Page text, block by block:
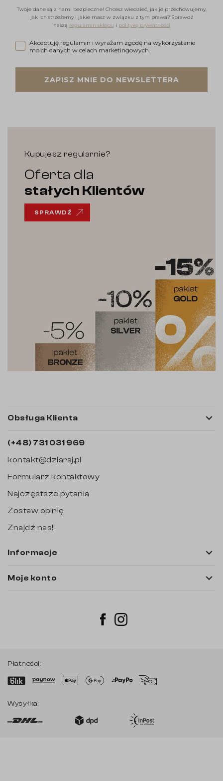
Twoje dane są z nami bezpieczne! Chcesz wiedzieć, jak je przechowujemy,
jak ich strzeżemy i jakie masz w związku z tym prawa? Sprawdź
naszą regulamin sklepu i politykę prywatności
Akceptuję regulamin i wyrażam zgodę na wykorzystanie
Akceptuję regulamin i wyrażam zgodę na wykorzystanie
moich danych w celach marketingowych.
ZAPISZ MNIE DO NEWSLETTERA
Kupujesz regularnie?
Oferta dla
stałych Klientów
SPRAWDŹ
Obsługa Klienta 
(+48) 731 031 969
kontakt@dziaraj.pl
Formularz kontaktowy
Najczęstsze pytania
Zostaw opinię
Znajdź nas!
Informacje 
Moje konto 
Płatności:
Wysyłka: